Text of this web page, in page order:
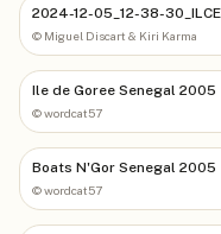
2024-12-05_12-38-
© Miguel Discart & Kiri Karma
Ile de Goree Senegal 2005
©wordcat57
Boats N'Gor Senegal 2005
©wordcat57